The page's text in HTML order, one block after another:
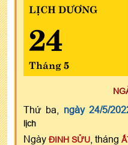
LỊCH DƯƠNG
24
Tháng 5
Thứ ba, ngày 24/5/
lịch
Ngày ĐINH SỬU , tháng